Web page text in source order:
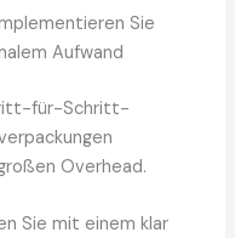
Sie
Aufwand
für-Schritt-
Overhead.
Sie mit einem klar